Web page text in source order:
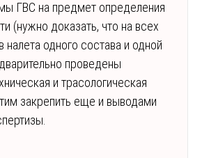
ГВС на предмет определения
(нужно доказать, что на всех
налета одного состава и одной
проведены
и трасологическая
закрепить еще и выводами